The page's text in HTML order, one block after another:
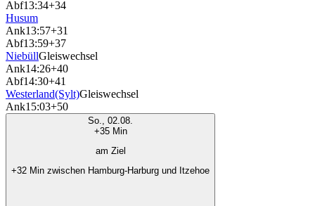
Abf13:34+34
Husum
Ank13:57+31
Abf13:59+37
NiebüllGleiswechsel
Ank14:26+40
Abf14:30+41
Westerland(Sylt)Gleiswechsel
Ank15:03+50
So., 02.08.
+35 Min
am Ziel
+32 Min zwischen Hamburg-Harburg und Itzehoe